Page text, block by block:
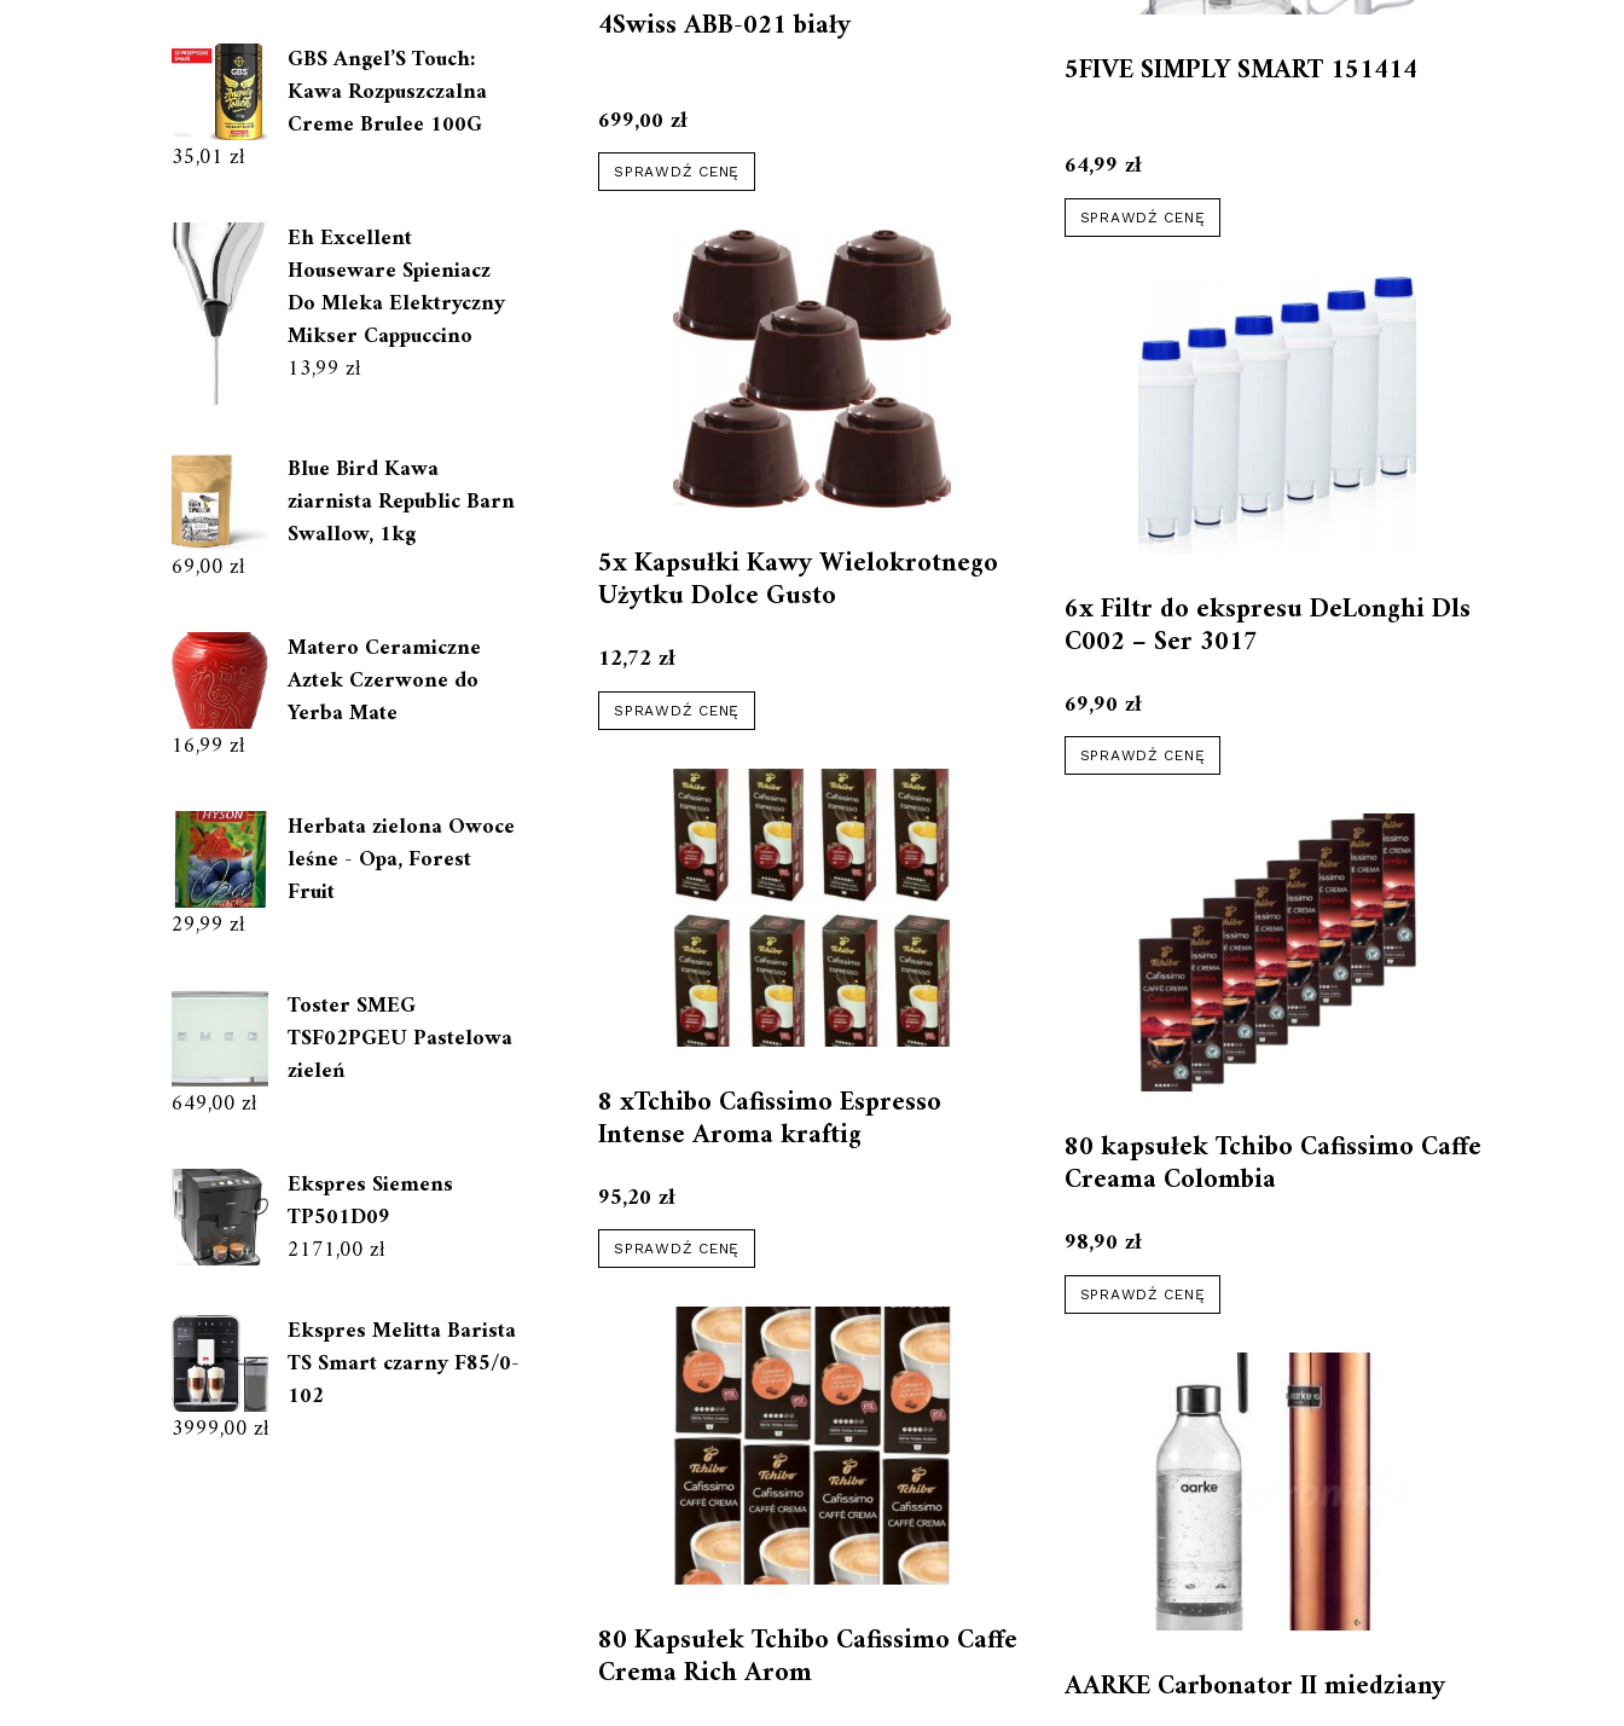
4Swiss ABB-021 biały
699,00zł
SPRAWDŹ CENĘ
5FIVE SIMPLY SMART 151414
64,99 zł
SPRAWDŹ CENĘ
5x Kapsułki Kawy Wielokrotnego
Użytku Dolce Gusto
12,72zł
SPRAWDŹ CENĘ
6x Filtr do ekspresu DeLonghi Dls
C002 – Ser 3017
69,90 zł
SPRAWDŹ CENĘ
8 xTchibo Cafissimo Espresso
Intense Aroma kraftig
95,20zł
SPRAWDŹ CENĘ
80 kapsułek Tchibo Cafissimo Caffe
Creama Colombia
98,90 zł
SPRAWDŹ CENĘ
80 Kapsułek Tchibo Cafissimo Caffe
Crema Rich Arom AARKE Carbonator II miedziany
GBS Angel’S Touch:
Kawa Rozpuszczalna
Creme Brulee 100G
35,01 zł
Eh Excellent
Houseware Spieniacz
Do Mleka Elektryczny
Mikser Cappuccino
13,99 zł
Blue Bird Kawa
ziarnista Republic Barn
Swallow, 1kg
69,00zł
Matero Ceramiczne
Aztek Czerwone do
Yerba Mate
16,99 zł
Herbata zielona Owoce
leśne - Opa, Forest
Fruit
29,99 zł
Toster SMEG
TSF02PGEU Pastelowa
zieleń
649,00zł
Ekspres Siemens
TP501D09
2171,00zł
Ekspres Melitta Barista
TS Smart czarny F85/0-
102
3999,00zł